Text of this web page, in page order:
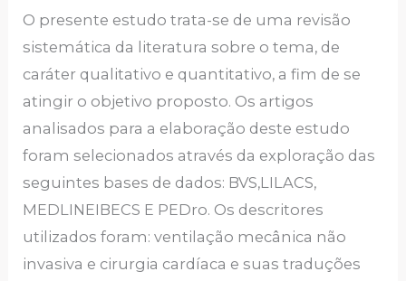
O presente estudo trata-se de uma revisão
sistemática da literatura sobre o tema, de
caráter qualitativo e quantitativo, a fim de se
atingir o objetivo proposto. Os artigos
analisados para a elaboração deste estudo
foram selecionados através da exploração das
seguintes bases de dados: BVS,LILACS,
MEDLINEIBECS E PEDro. Os descritores
utilizados foram: ventilação mecânica não
invasiva e cirurgia cardíaca e suas traduções